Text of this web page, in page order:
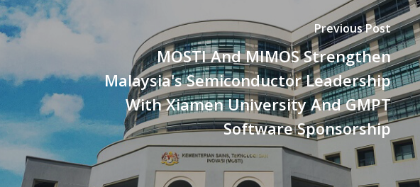
Previous Post
MOSTI And MIMOS Strengthen
Malaysia's Semiconductor Leadership
With Xiamen University And GMPT
Software Sponsorship